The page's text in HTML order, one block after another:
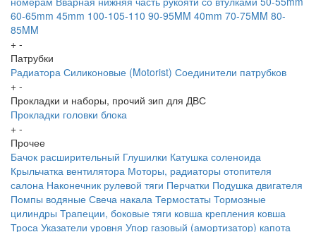
60-65mm 45mm 100-105-110 90-95MM 40mm 70-75MM 80-
85MM
+ -
Патрубки
Радиатора Силиконовые (Motorist) Соединители патрубков
+ -
Прокладки и наборы, прочий зип для ДВС
Прокладки головки блока
+ -
Прочее
Бачок расширительный Глушилки Катушка соленоида
Крыльчатка вентилятора Моторы, радиаторы отопителя
салона Наконечник рулевой тяги Перчатки Подушка двигателя
Помпы водяные Свеча накала Термостаты Тормозные
цилиндры Трапеции, боковые тяги ковша крепления ковша
Троса Указатели уровня Упор газовый (амортизатор) капота